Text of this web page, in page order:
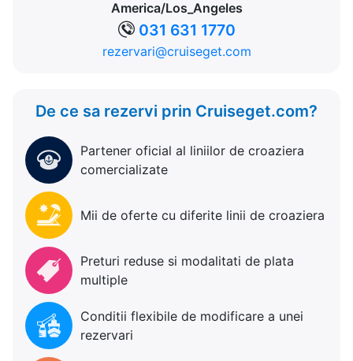
America/Los_Angeles
031 631 1770
rezervari@cruiseget.com
De ce sa rezervi prin Cruiseget.com?
Partener oficial al liniilor de croaziera
comercializate
Mii de oferte cu diferite linii de croaziera
Preturi reduse si modalitati de plata
multiple
Conditii flexibile de modificare a unei
rezervari